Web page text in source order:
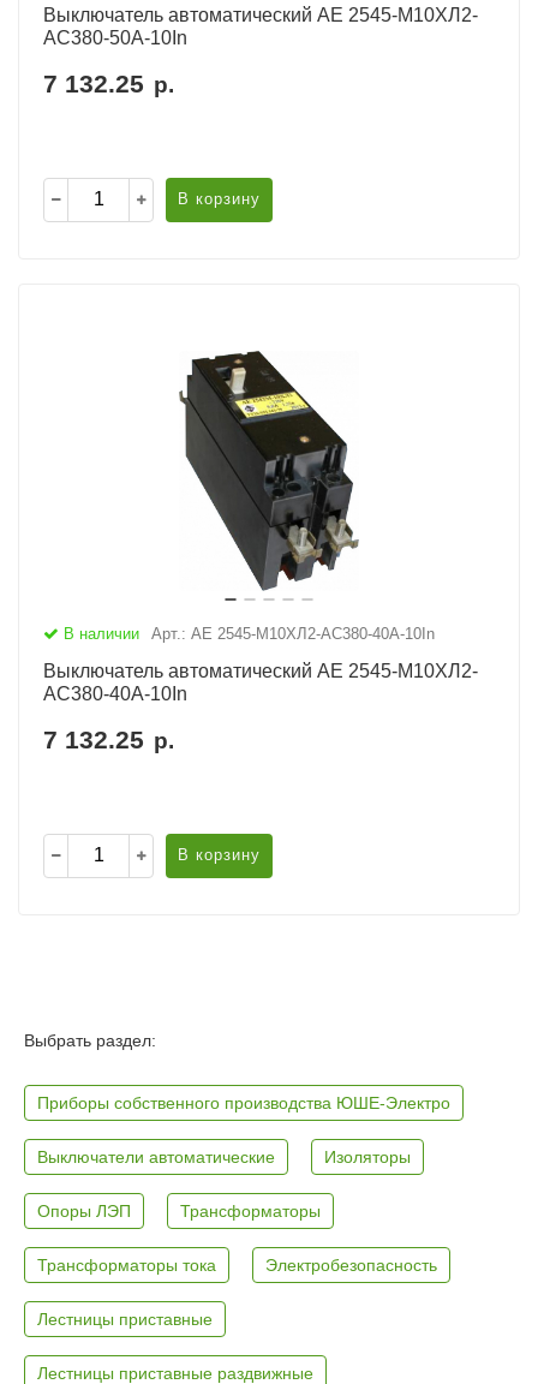
Выключатель автоматический АЕ 2545-М10ХЛ2-
AC380-50А-10In
7 132.25 р.
В корзину
В наличии Арт.: АЕ 2545-М10ХЛ2-AC380-40А-10In
Выключатель автоматический АЕ 2545-М10ХЛ2-
AC380-40А-10In
7 132.25 р.
В корзину
Выбрать раздел:
Приборы собственного производства ЮШЕ-Электро
Выключатели автоматические Изоляторы
Опоры ЛЭП Трансформаторы
Трансформаторы тока Электробезопасность
Лестницы приставные
Лестницы приставные раздвижные